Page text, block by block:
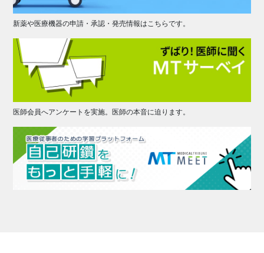
新薬や医療機器の申請・承認・発売情報はこちらです。
医師会員へアンケートを実施。医師の本音に迫ります。